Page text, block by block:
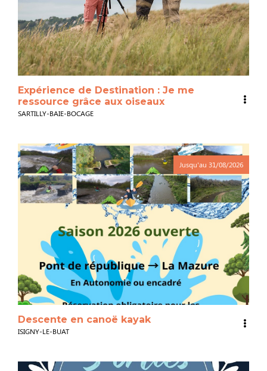
Expérience de Destination : Je me
ressource grâce aux oiseaux
SARTILLY-BAIE-BOCAGE
Jusqu'au 31/08/2026
Descente en canoë kayak
ISIGNY-LE-BUAT